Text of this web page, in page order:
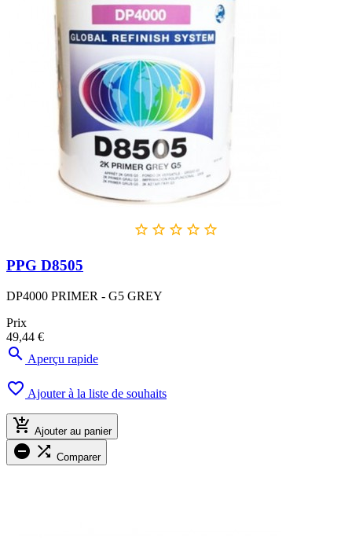
    
PPG D8505
DP4000 PRIMER - G5 GREY
Prix
49,44 €
 Aperçu rapide
 Ajouter à la liste de souhaits
 Ajouter au panier
  Comparer